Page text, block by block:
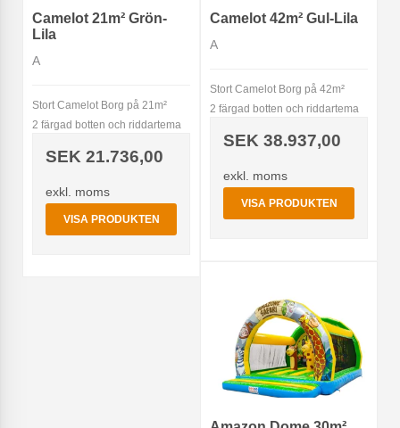
Camelot 21m² Grön-
Lila
A
Stort Camelot Borg på 21m²
2 färgad botten och riddartema
SEK 21.736,00
exkl. moms
VISA PRODUKTEN
Camelot 42m² Gul-Lila
A
Stort Camelot Borg på 42m²
2 färgad botten och riddartema
SEK 38.937,00
exkl. moms
VISA PRODUKTEN